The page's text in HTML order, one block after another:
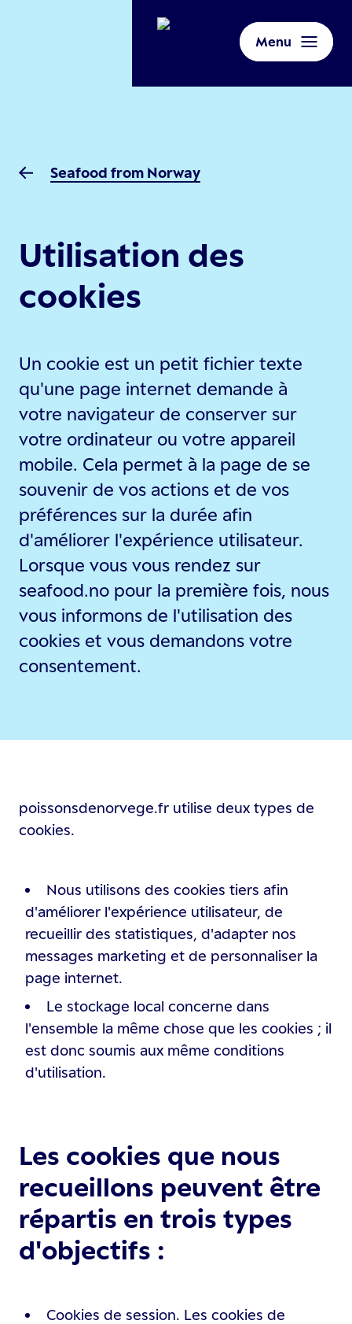
Menu
Seafood from Norway
Utilisation des
cookies
Un cookie est un petit fichier texte
qu'une page internet demande à
votre navigateur de conserver sur
votre ordinateur ou votre appareil
mobile. Cela permet à la page de se
souvenir de vos actions et de vos
préférences sur la durée afin
d'améliorer l'expérience utilisateur.
Lorsque vous vous rendez sur
seafood.no pour la première fois, nous
vous informons de l'utilisation des
cookies et vous demandons votre
consentement.
poissonsdenorvege.fr utilise deux types de
cookies.
Nous utilisons des cookies tiers afin
d'améliorer l'expérience utilisateur, de
recueillir des statistiques, d'adapter nos
messages marketing et de personnaliser la
page internet.
Le stockage local concerne dans
l'ensemble la même chose que les cookies ; il
est donc soumis aux même conditions
d'utilisation.
Les cookies que nous
recueillons peuvent être
répartis en trois types
d'objectifs :
Cookies de session. Les cookies de